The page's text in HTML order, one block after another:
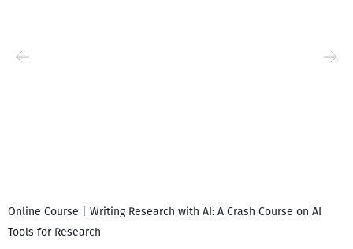
Online Course | Writing Research with AI: A Crash Course on AI
Tools for Research